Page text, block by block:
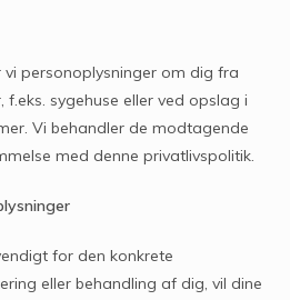
personoplysninger om dig fra
sygehuse eller ved opslag i
Vi behandler de modtagende
med denne privatlivspolitik.
for den konkrete
eller behandling af dig, vil dine